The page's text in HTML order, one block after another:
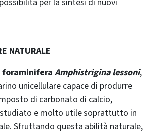
per la sintesi di nuovi
NATURALE
foraminifera Amphistrigina lessoni,
unicellulare capace di produrre
di carbonato di calcio,
e molto utile soprattutto in
Sfruttando questa abilità naturale,